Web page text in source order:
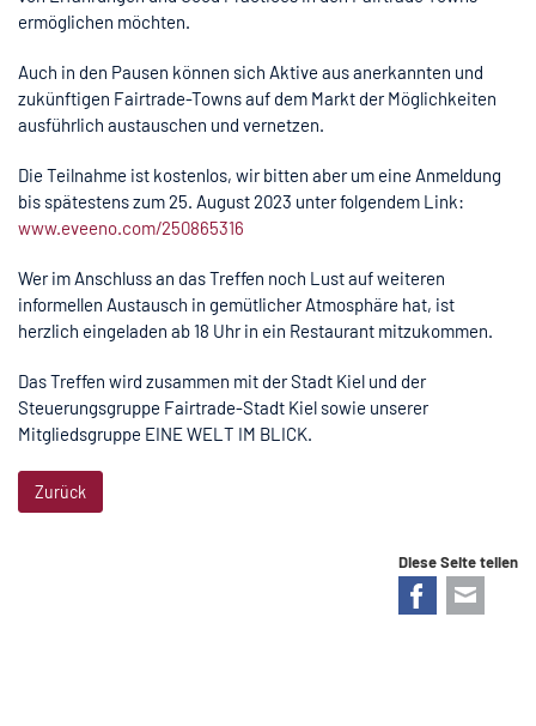
ermöglichen möchten.
Auch in den Pausen können sich Aktive aus anerkannten und
zukünftigen Fairtrade-Towns auf dem Markt der Möglichkeiten
ausführlich austauschen und vernetzen.
Die Teilnahme ist kostenlos, wir bitten aber um eine Anmeldung
bis spätestens zum 25. August 2023 unter folgendem Link:
www.eveeno.com/250865316
Wer im Anschluss an das Treffen noch Lust auf weiteren
informellen Austausch in gemütlicher Atmosphäre hat, ist
herzlich eingeladen ab 18 Uhr in ein Restaurant mitzukommen.
Das Treffen wird zusammen mit der Stadt Kiel und der
Steuerungsgruppe Fairtrade-Stadt Kiel sowie unserer
Mitgliedsgruppe EINE WELT IM BLICK.
Zurück
Diese Seite teilen
Facebook